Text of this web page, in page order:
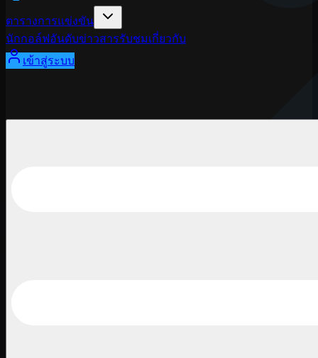
ตารางการแข่งขัน
นักกอล์ฟอันดับข่าวสารรับชมเกี่ยวกับ
เข้าสู่ระบบ